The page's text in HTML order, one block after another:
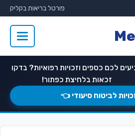
פורטל בריאות בקליק
לכם כספים וזכויות רפואיות? בדקו
זכאות בלחיצת כפתור!
לביטוח סיעודי 👈